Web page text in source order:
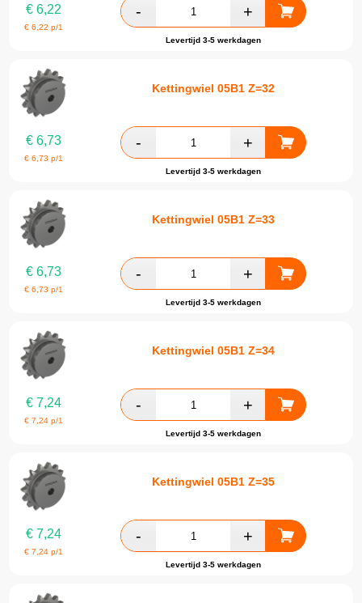
€ 6,22
€6,22 p/1
Levertijd 3-5 werkdagen
Kettingwiel 05B1 Z=32
€ 6,73
€6,73 p/1
Levertijd 3-5 werkdagen
Kettingwiel 05B1 Z=33
€ 6,73
€6,73 p/1
Levertijd 3-5 werkdagen
Kettingwiel 05B1 Z=34
€ 7,24
€7,24 p/1
Levertijd 3-5 werkdagen
Kettingwiel 05B1 Z=35
€ 7,24
€7,24 p/1
Levertijd 3-5 werkdagen